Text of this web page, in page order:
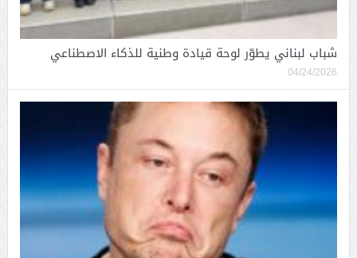
شباب لبناني يطوّر لوحة قيادة وطنية للذكاء الاصطناعي
04/24/2026